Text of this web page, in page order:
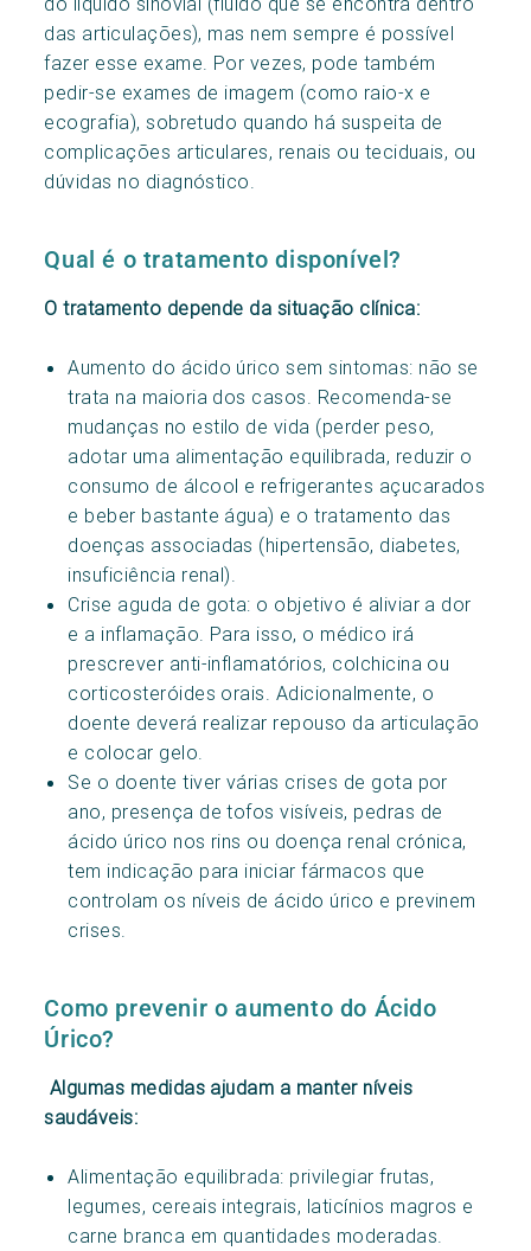
das articulações), mas nem sempre é possível
fazer esse exame. Por vezes, pode também
pedir-se exames de imagem (como raio-x e
ecografia), sobretudo quando há suspeita de
complicações articulares, renais ou teciduais, ou
dúvidas no diagnóstico.
Qual é o tratamento disponível?
O tratamento depende da situação clínica:
Aumento do ácido úrico sem sintomas: não se
trata na maioria dos casos. Recomenda-se
mudanças no estilo de vida (perder peso,
adotar uma alimentação equilibrada, reduzir o
consumo de álcool e refrigerantes açucarados
e beber bastante água) e o tratamento das
doenças associadas (hipertensão, diabetes,
insuficiência renal).
Crise aguda de gota: o objetivo é aliviar a dor
e a inflamação. Para isso, o médico irá
prescrever anti-inflamatórios, colchicina ou
corticosteróides orais. Adicionalmente, o
doente deverá realizar repouso da articulação
e colocar gelo.
Se o doente tiver várias crises de gota por
ano, presença de tofos visíveis, pedras de
ácido úrico nos rins ou doença renal crónica,
tem indicação para iniciar fármacos que
controlam os níveis de ácido úrico e previnem
crises.
Como prevenir o aumento do Ácido
Úrico?
Algumas medidas ajudam a manter níveis
saudáveis:
Alimentação equilibrada: privilegiar frutas,
legumes, cereais integrais, laticínios magros e
carne branca em quantidades moderadas.